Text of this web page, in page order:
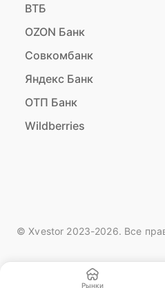
ВТБ
OZON Банк
Совкомбанк
Яндекс Банк
ОТП Банк
Wildberries
© Xvestor 2023-2026. Все
Рынки